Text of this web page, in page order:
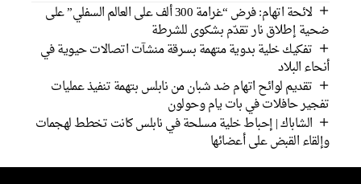
لائحة اتهام: فرض “غرامة 300 ألف على العالم السفلي” على
ضحية إطلاق نار تقدّم بشكوى للشرطة
تفكيك خلية بدوية متهمة بسرقة منشآت اتصالات حيوية في
أنحاء البلاد
تقديم لوائح اتهام ضد شبان من نابلس بتهمة تنفيذ عمليات
تفجير حافلات في بات يام وحولون
الشاباك | إحباط خلية مسلحة في نابلس كانت تخطط لهجمات
وإلقاء القبض على أعضائها